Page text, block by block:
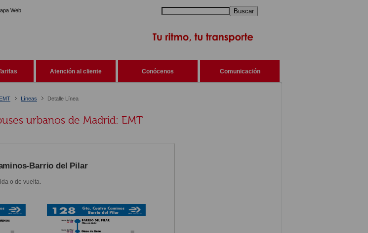
Web Buscar
Atención al cliente Conócenos Comunicación
Líneas Detalle Línea
urbanos de Madrid: EMT
Barrio del Pilar
o de vuelta.